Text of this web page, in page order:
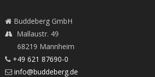
Buddeberg GmbH
Mallaustr. 49
68219 Mannheim
+49 621 87690-0
info@buddeberg.de